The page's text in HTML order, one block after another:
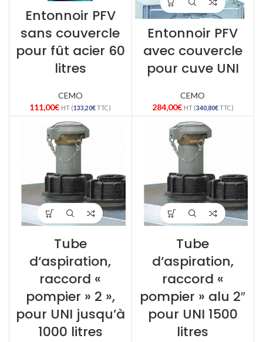
Entonnoir PFV
sans couvercle
pour fût acier 60
litres
CEMO
111,00€ HT (133,20€TTC)
Entonnoir PFV
avec couvercle
pour cuve UNI
CEMO
284,00€ HT (340,80€TTC)
Tube
d‘aspiration,
raccord «
pompier » 2 »,
pour UNI jusqu’à
1000 litres
Tube
d‘aspiration,
raccord «
pompier » alu 2″
pour UNI 1500
litres